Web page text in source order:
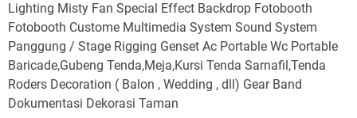
Lighting Misty Fan Special Effect Backdrop Fotobooth
Fotobooth Custome Multimedia System Sound System
Panggung / Stage Rigging Genset Ac Portable Wc Portable
Baricade,Gubeng Tenda,Meja,Kursi Tenda Sarnafil,Tenda
Roders Decoration ( Balon , Wedding , dll) Gear Band
Dokumentasi Dekorasi Taman